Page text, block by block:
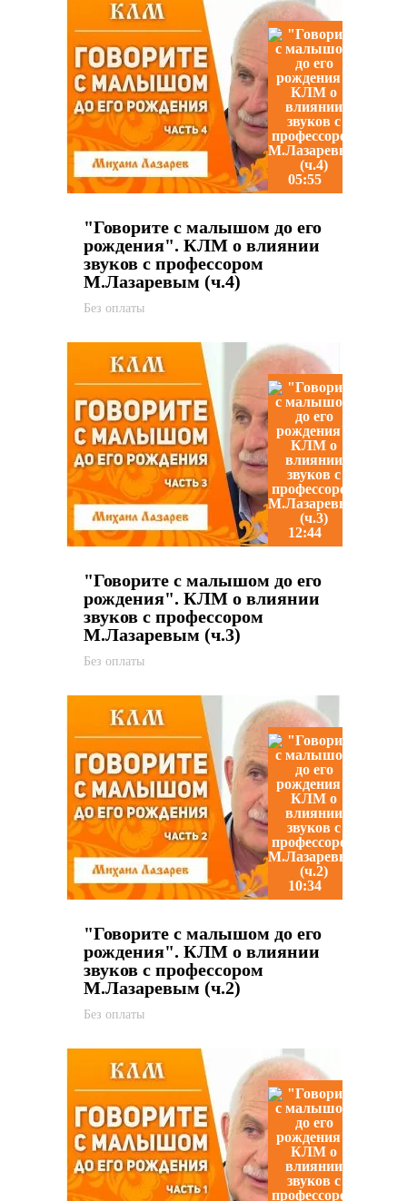
05:55
"Говорите с малышом до его
рождения". КЛМ о влиянии
звуков с профессором
М.Лазаревым (ч.4)
Без оплаты
12:44
"Говорите с малышом до его
рождения". КЛМ о влиянии
звуков с профессором
М.Лазаревым (ч.3)
Без оплаты
10:34
"Говорите с малышом до его
рождения". КЛМ о влиянии
звуков с профессором
М.Лазаревым (ч.2)
Без оплаты